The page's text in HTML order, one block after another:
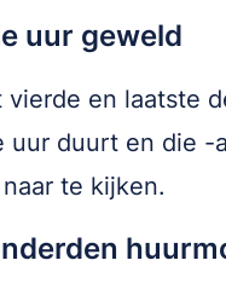
uur geweld
vierde en laatste
uur duurt en die -
te kijken.